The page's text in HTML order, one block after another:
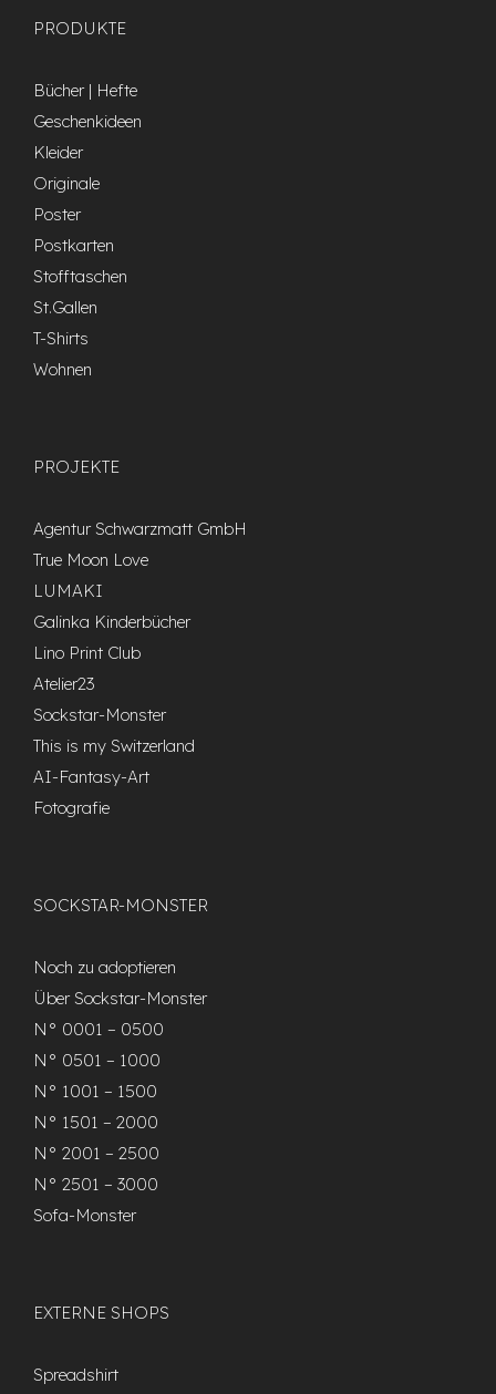
PRODUKTE
Bücher | Hefte
Geschenkideen
Kleider
Originale
Poster
Postkarten
Stofftaschen
St.Gallen
T-Shirts
Wohnen
PROJEKTE
Agentur Schwarzmatt GmbH
True Moon Love
LUMAKI
Galinka Kinderbücher
Lino Print Club
Atelier23
Sockstar-Monster
This is my Switzerland
AI-Fantasy-Art
Fotografie
SOCKSTAR-MONSTER
Noch zu adoptieren
Über Sockstar-Monster
N° 0001 – 0500
N° 0501 – 1000
N° 1001 – 1500
N° 1501 – 2000
N° 2001 – 2500
N° 2501 – 3000
Sofa-Monster
EXTERNE SHOPS
Spreadshirt